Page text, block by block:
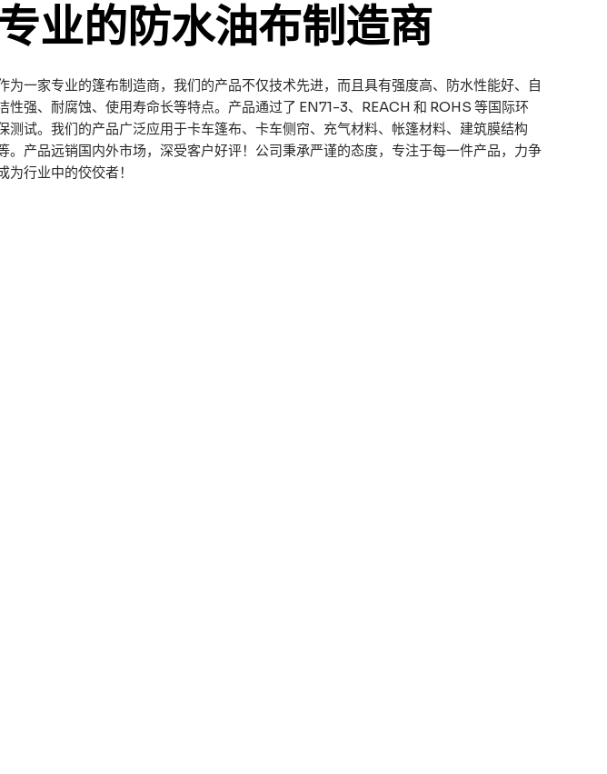
业的防水油布制造商
为一家专业的篷布制造商，我们的产品不仅技术先进，而且具有强度高、防水性能好、自
性强、耐腐蚀、使用寿命长等特点。产品通过了 EN71-3、REACH 和 ROHS 等国际环
测试。我们的产品广泛应用于卡车篷布、卡车侧帘、充气材料、帐篷材料、建筑膜结构
。产品远销国内外市场，深受客户好评！公司秉承严谨的态度，专注于每一件产品，力争
为行业中的佼佼者！